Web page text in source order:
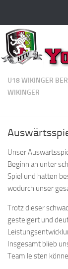
U18 WIKINGER
WIKINGER
Unser
Beginn an unter
Spiel und hatten
wodurch unser
Trotz dieser
gesteigert und
Insgesamt blieb
Team leisten